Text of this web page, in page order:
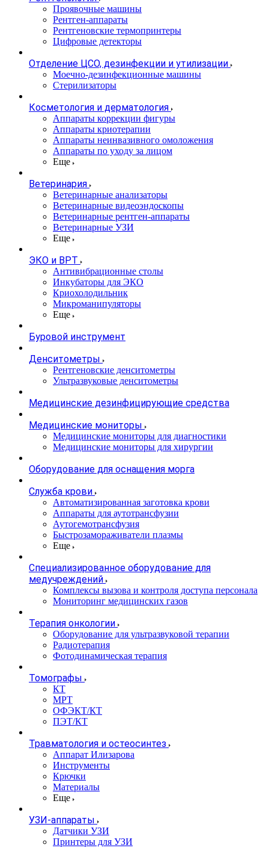
Проявочные машины
Рентген-аппараты
Рентгеновские термопринтеры
Цифровые детекторы
Отделение ЦСО, дезинфекции и утилизации
Моечно-дезинфекционные машины
Стерилизаторы
Косметология и дерматология
Аппараты коррекции фигуры
Аппараты криотерапии
Аппараты неинвазивного омоложения
Аппараты по уходу за лицом
Еще
Ветеринария
Ветеринарные анализаторы
Ветеринарные видеоэндоскопы
Ветеринарные рентген-аппараты
Ветеринарные УЗИ
Еще
ЭКО и ВРТ
Антивибрационные столы
Инкубаторы для ЭКО
Криохолодильник
Микроманипуляторы
Еще
Буровой инструмент
Денситометры
Рентгеновские денситометры
Ультразвуковые денситометры
Медицинские дезинфицирующие средства
Медицинские мониторы
Медицинские мониторы для диагностики
Медицинские мониторы для хирургии
Оборудование для оснащения морга
Служба крови
Автоматизированная заготовка крови
Аппараты для аутотрансфузии
Аутогемотрансфузия
Быстрозамораживатели плазмы
Еще
Специализированное оборудование для
медучреждений
Комплексы вызова и контроля доступа персонала
Мониторинг медицинских газов
Терапия онкологии
Оборудование для ультразвуковой терапии
Радиотерапия
Фотодинамическая терапия
Томографы
КТ
МРТ
ОФЭКТ/КТ
ПЭТ/КТ
Травматология и остеосинтез
Аппарат Илизарова
Инструменты
Крючки
Материалы
Еще
УЗИ-аппараты
Датчики УЗИ
Принтеры для УЗИ